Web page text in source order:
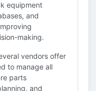
equipment
and
making.
vendors offer
to manage all
parts
and